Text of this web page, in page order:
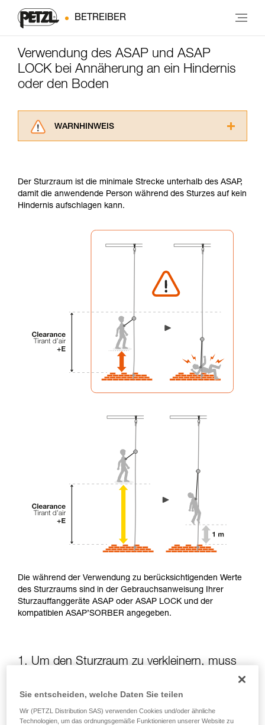
BETREIBER
Verwendung des ASAP und ASAP
LOCK bei Annäherung an ein Hindernis
oder den Boden
WARNHINWEIS
ziehen. Um diese Zusatzinformationen
verstehen zu können, müssen Sie zuerst die in
der Gebrauchsanweisung enthaltenen
Die Beherrschung dieser Techniken setzt eine
entsprechende Ausbildung und ein spezielles
Training voraus. Prüfen Sie zusammen mit
Vorgang alleine sicher zu wiederholen, bevor
Sie ihn eigenständig durchführen.
verbundenen Techniken. Möglicherweise gibt es
noch andere Techniken, die hier nicht
beschrieben werden.
Der Sturzraum ist die minimale Strecke unterhalb des ASAP,
damit die anwendende Person während des Sturzes auf kein
Hindernis aufschlagen kann.
Die während der Verwendung zu berücksichtigenden Werte
des Sturzraums sind in der Gebrauchsanweisung Ihrer
Sturzauffanggeräte ASAP oder ASAP LOCK und der
kompatiblen ASAP’SORBER angegeben.
1. Um den Sturzraum zu verkleinern, muss
Die Position des ASAP oder des ASAP LOCK in Bezug auf
die anwendende Person beeinflusst die Sturzhöhe und somit
Sie entscheiden, welche Daten Sie teilen
Wir (PETZL Distribution SAS) verwenden Cookies und/oder ähnliche
Technologien, um das ordnungsgemäße Funktionieren unserer Website zu